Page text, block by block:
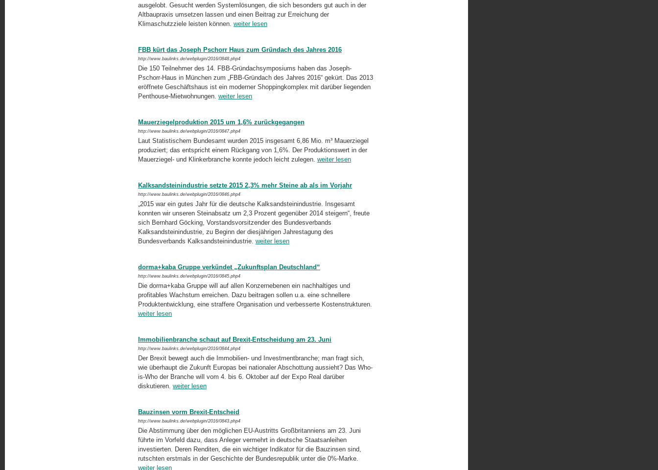
ausgelobt. Gesucht werden System­lösungen, die sich besonders gut auch in der
Altbaupraxis umsetzen lassen und einen Bei­trag zur Erreichung der
Klimaschutzziele leisten können. weiter lesen
FBB kürt das Joseph Pschorr Haus zum Gründach des Jahres 2016
http://www.baulinks.de/webplugin/2016/0848.php4
Die 150 Teilnehmer des 14. FBB-Gründachsymposiums haben das Jo­seph-
Pschorr-Haus in München zum „FBB-Gründach des Jahres 2016“ gekürt. Das 2013
eröffnete Geschäftshaus ist ein moderner Shopping­komplex mit darüber liegenden
Penthouse-Mietwohnungen. weiter lesen
Mauerziegelproduktion 2015 um 1,6% zurückgegangen
http://www.baulinks.de/webplugin/2016/0847.php4
Laut Statistischem Bundesamt wurden 2015 insgesamt 6,86 Mio. m³ Mau­erziegel
produziert; das entspricht einem Rückgang von 1,6%. Der Pro­duk­tionswert in der
Mauerziegel- und Klinkerbranche konnte jedoch leicht zulegen. weiter lesen
Kalksandsteinindustrie setzte 2015 2,3% mehr Steine ab als im Vorjahr
http://www.baulinks.de/webplugin/2016/0846.php4
„2015 war ein gutes Jahr für die deutsche Kalksandsteinindustrie. Ins­ge­samt
konnten wir unseren Steinabsatz um 2,3 Prozent gegenüber 2014 steigern“, freute
sich Bernhard Göcking, Vorstandsvorsitzender des Bun­desverbands
Kalksandsteinindustrie, zu Beginn der diesjährigen Jahres­ta­gung des
Bundesverbands Kalksandsteinindustrie. weiter lesen
dorma+kaba Gruppe verkündet „Zukunftsplan Deutschland“
http://www.baulinks.de/webplugin/2016/0845.php4
Die dorma+kaba Gruppe will auf allen Konzernebenen ein nachhaltiges und
profitables Wachstum erreichen. Dazu beitragen sollen u.a. eine schnellere
Produktentwicklung, eine straffere Organisation und ver­bes­serte Kosten­strukturen.
weiter lesen
Immobilienbranche schaut auf Brexit-Entscheidung am 23. Juni
http://www.baulinks.de/webplugin/2016/0844.php4
Der Brexit bewegt auch die Immobilien- und Investmentbranche; man fragt sich,
wie überhaupt die Zukunft Europas bei nationaler Ab­schot­tung aussieht? Das Who-
is-Who der Branche will vom 4. bis 6. Oktober auf der Expo Real darüber
diskutieren. weiter lesen
Bauzinsen vorm Brexit-Entscheid
http://www.baulinks.de/webplugin/2016/0843.php4
Die Abstimmung über den möglichen EU-Austritts Großbritanniens am 23. Juni
führte im Vorfeld dazu, dass Anleger vermehrt in deutsche Staats­an­leihen
investierten. Deren Renditen, die ein wichtiger Indikator für die Bauzinsen sind,
rutschten erstmals in der Geschichte der Bun­des­republik unter die 0%-Marke.
weiter lesen